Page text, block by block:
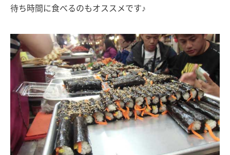
待ち時間に食べるのもオススメです♪